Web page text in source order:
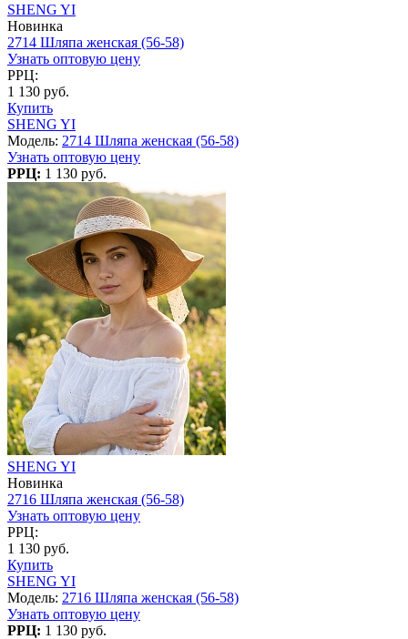
SHENG YI
Новинка
2714 Шляпа женская (56-58)
Узнать оптовую цену
РРЦ:
1 130 руб.
Купить
SHENG YI
Модель: 2714 Шляпа женская (56-58)
Узнать оптовую цену
РРЦ: 1 130 руб.
SHENG YI
Новинка
2716 Шляпа женская (56-58)
Узнать оптовую цену
РРЦ:
1 130 руб.
Купить
SHENG YI
Модель: 2716 Шляпа женская (56-58)
Узнать оптовую цену
РРЦ: 1 130 руб.